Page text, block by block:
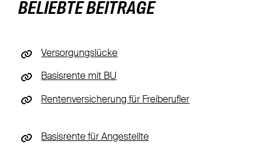
BELIEBTE BEITRÄGE
Versorgungslücke
Basisrente mit BU
Rentenversicherung für Freiberufler
Basisrente für Angestellte